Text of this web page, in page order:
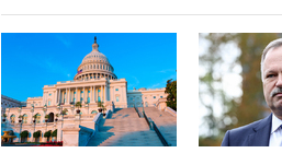
СТИЛЬ ТЕСТЫ